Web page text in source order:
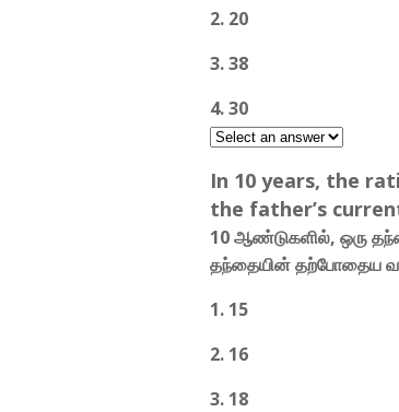
2. 20
3. 38
4. 30
In 10 years, the
the father’s
10 ஆண்டுகளில், ஒரு
தந்தையின் தற்போதைய
1. 15
2. 16
3. 18